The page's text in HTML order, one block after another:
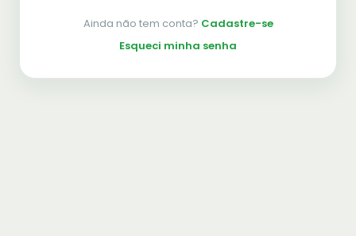
Ainda não tem conta? Cadastre-se
Esqueci minha senha